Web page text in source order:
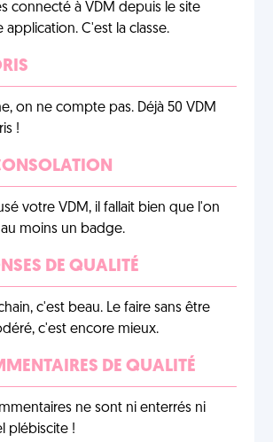
connecté à VDM depuis le site
C'est la classe.
on ne compte pas. Déjà 50 VDM
!
votre VDM, il fallait bien que l'on
moins un badge.
DE QUALITÉ
c'est beau. Le faire sans être
c'est encore mieux.
DE QUALITÉ
ne sont ni enterrés ni
plébiscite !